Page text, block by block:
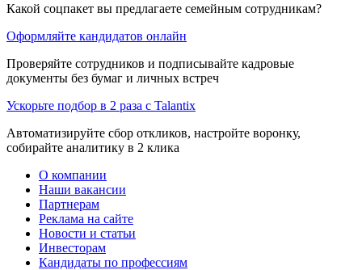
Какой соцпакет вы предлагаете семейным сотрудникам?
Оформляйте кандидатов онлайн
Проверяйте сотрудников и подписывайте кадровые
документы без бумаг и личных встреч
Ускорьте подбор в 2 раза с Talantix
Автоматизируйте сбор откликов, настройте воронку,
собирайте аналитику в 2 клика
О компании
Наши вакансии
Партнерам
Реклама на сайте
Новости и статьи
Инвесторам
Кандидаты по профессиям